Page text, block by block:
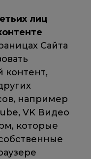
лиц
Сайта
контент,
например
VK Видео
которые